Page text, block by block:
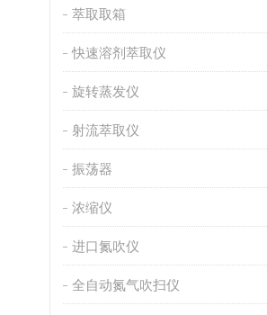
萃取取箱
快速溶剂萃取仪
旋转蒸发仪
射流萃取仪
振荡器
浓缩仪
进口氮吹仪
全自动氮气吹扫仪